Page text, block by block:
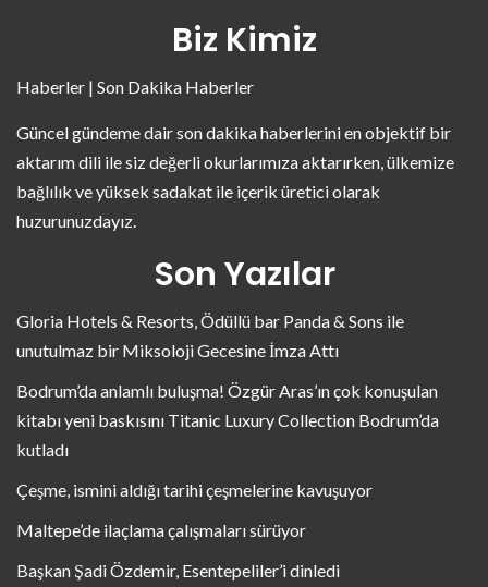
Biz Kimiz
Haberler | Son Dakika Haberler
Güncel gündeme dair son dakika haberlerini en objektif bir
aktarım dili ile siz değerli okurlarımıza aktarırken, ülkemize
bağlılık ve yüksek sadakat ile içerik üretici olarak
huzurunuzdayız.
Son Yazılar
Gloria Hotels & Resorts, Ödüllü bar Panda & Sons ile
unutulmaz bir Miksoloji Gecesine İmza Attı
Bodrum’da anlamlı buluşma! Özgür Aras’ın çok konuşulan
kitabı yeni baskısını Titanic Luxury Collection Bodrum’da
kutladı
Çeşme, ismini aldığı tarihi çeşmelerine kavuşuyor
Maltepe’de ilaçlama çalışmaları sürüyor
Başkan Şadi Özdemir, Esentepeliler’i dinledi